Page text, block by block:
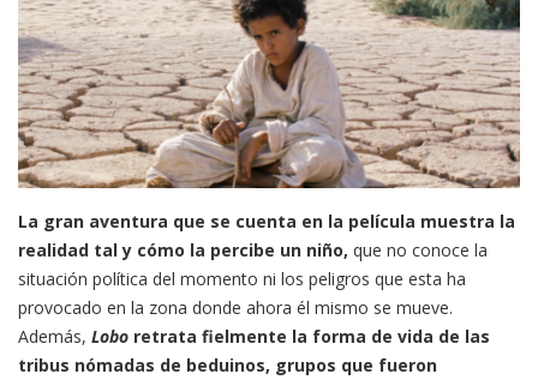
La gran aventura que se cuenta en la película muestra la
realidad tal y cómo la percibe un niño, que no conoce la
situación política del momento ni los peligros que esta ha
provocado en la zona donde ahora él mismo se mueve.
Además, Lobo retrata fielmente la forma de vida de las
tribus nómadas de beduinos, grupos que fueron